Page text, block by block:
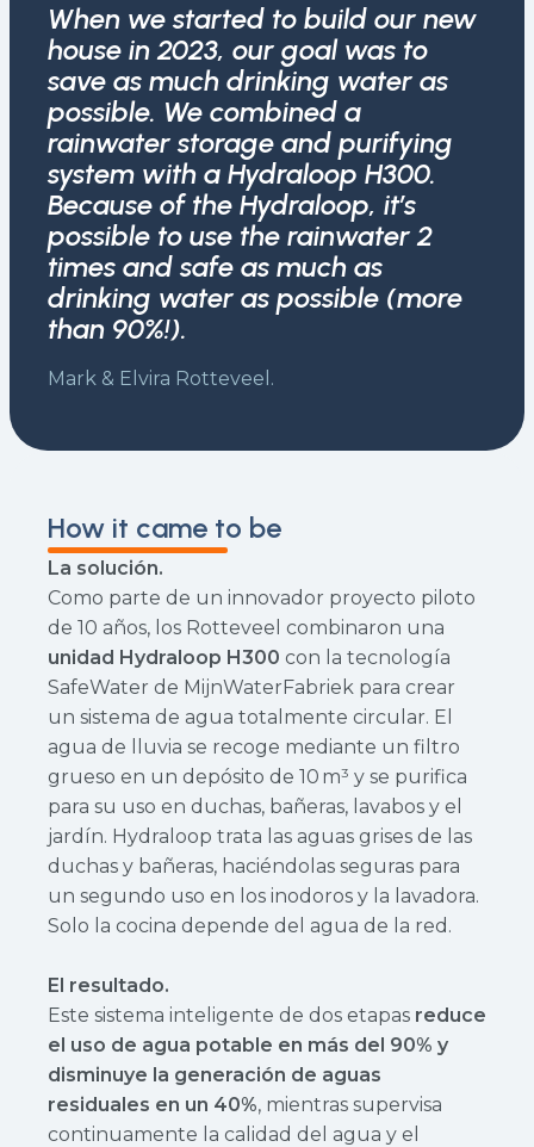
When we started to build our new
house in 2023, our goal was to
save as much drinking water as
possible. We combined a
rainwater storage and purifying
system with a Hydraloop H300.
Because of the Hydraloop, it’s
possible to use the rainwater 2
times and safe as much as
drinking water as possible (more
than 90%!).
Mark & Elvira Rotteveel.
How it came to be
La solución.
Como parte de un innovador proyecto piloto
de 10 años, los Rotteveel combinaron una
unidad Hydraloop H300 con la tecnología
SafeWater de MijnWaterFabriek para crear
un sistema de agua totalmente circular. El
agua de lluvia se recoge mediante un filtro
grueso en un depósito de 10 m³ y se purifica
para su uso en duchas, bañeras, lavabos y el
jardín. Hydraloop trata las aguas grises de las
duchas y bañeras, haciéndolas seguras para
un segundo uso en los inodoros y la lavadora.
Solo la cocina depende del agua de la red.
El resultado.
Este sistema inteligente de dos etapas reduce
el uso de agua potable en más del 90% y
disminuye la generación de aguas
residuales en un 40%, mientras supervisa
continuamente la calidad del agua y el